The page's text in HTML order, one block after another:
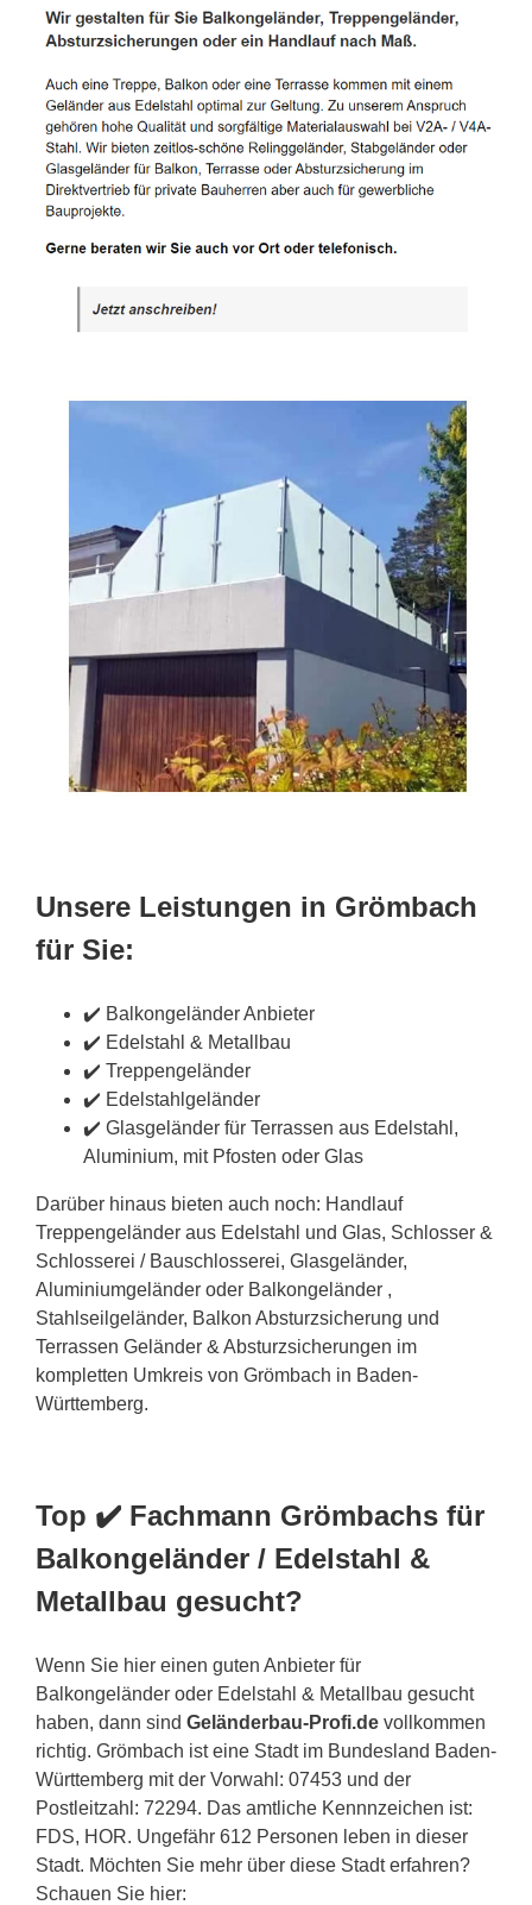
Unsere Leistungen in Grömbach
für Sie:
✔️ Balkongeländer Anbieter
✔️ Edelstahl & Metallbau
✔️ Treppengeländer
✔️ Edelstahlgeländer
✔️ Glasgeländer für Terrassen aus Edelstahl,
Aluminium, mit Pfosten oder Glas
Darüber hinaus bieten auch noch: Handlauf
Treppengeländer aus Edelstahl und Glas, Schlosser &
Schlosserei / Bauschlosserei, Glasgeländer,
Aluminiumgeländer oder Balkongeländer ,
Stahlseilgeländer, Balkon Absturzsicherung und
Terrassen Geländer & Absturzsicherungen im
kompletten Umkreis von Grömbach in Baden-
Württemberg.
Top ✔️ Fachmann Grömbachs für
Balkongeländer / Edelstahl &
Metallbau gesucht?
Wenn Sie hier einen guten Anbieter für
Balkongeländer oder Edelstahl & Metallbau gesucht
haben, dann sind Geländerbau-Profi.de vollkommen
richtig. Grömbach ist eine Stadt im Bundesland Baden-
Württemberg mit der Vorwahl: 07453 und der
Postleitzahl: 72294. Das amtliche Kennnzeichen ist:
FDS, HOR. Ungefähr 612 Personen leben in dieser
Stadt. Möchten Sie mehr über diese Stadt erfahren?
Schauen Sie hier: